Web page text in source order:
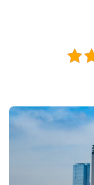
Post
navigation